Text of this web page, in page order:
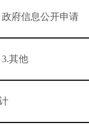
政府信息公开申请
3.其他